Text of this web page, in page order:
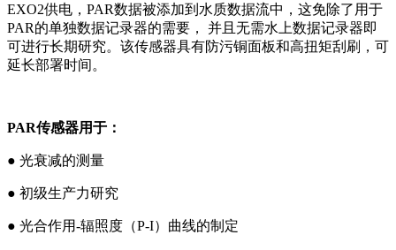
EXO2供电，PAR数据被添加到水质数据流中，这免除了用于
PAR的单独数据记录器的需要， 并且无需水上数据记录器即
可进行长期研究。该传感器具有防污铜面板和高扭矩刮刷，可
延长部署时间。
PAR传感器用于：
● 光衰减的测量
● 初级生产力研究
● 光合作用-辐照度（P-I）曲线的制定